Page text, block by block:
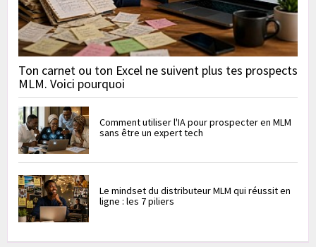
Ton carnet ou ton Excel ne suivent plus tes prospects
MLM. Voici pourquoi
Comment utiliser l'IA pour prospecter en MLM
sans être un expert tech
Le mindset du distributeur MLM qui réussit en
ligne : les 7 piliers